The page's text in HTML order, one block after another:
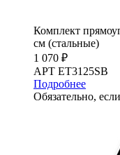
Комплект
см (стальные)
1 070 ₽
АРТ ET3125SB
Подробнее
Обязательно,